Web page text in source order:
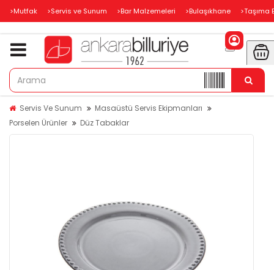
>Mutfak >Servis ve Sunum >Bar Malzemeleri >Bulaşıkhane >Taşıma
Servis Ve Sunum
Masaüstü Servis Ekipmanları
Porselen Ürünler
Düz Tabaklar